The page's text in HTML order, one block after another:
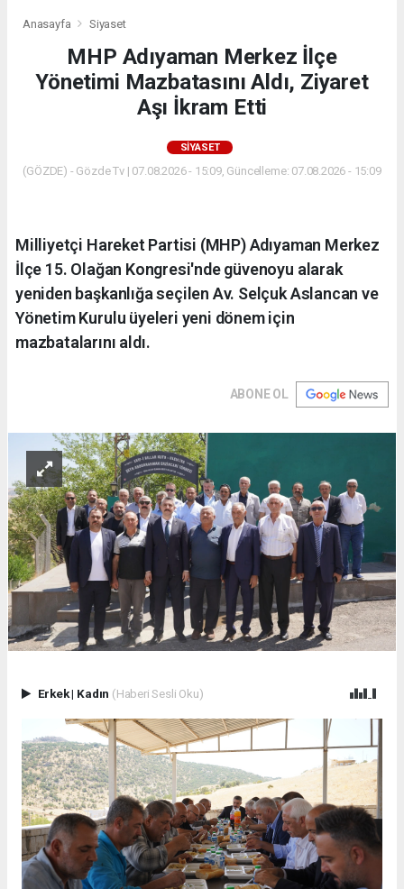
Anasayfa Siyaset
MHP Adıyaman Merkez İlçe
Yönetimi Mazbatasını Aldı, Ziyaret
Aşı İkram Etti
SIYASET
(GÖZDE) - Gözde Tv | 07.08.2026 - 15:09, Güncelleme: 07.08.2026 - 15:09
Milliyetçi Hareket Partisi (MHP) Adıyaman Merkez
İlçe 15. Olağan Kongresi'nde güvenoyu alarak
yeniden başkanlığa seçilen Av. Selçuk Aslancan ve
Yönetim Kurulu üyeleri yeni dönem için
mazbatalarını aldı.
ABONE OL
Erkek| Kadın (Haberi Sesli Oku)